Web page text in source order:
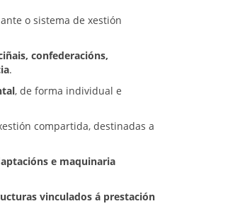
o sistema de xestión
confederacións,
.
, de forma individual e
compartida, destinadas a
e maquinaria
vinculados á prestación